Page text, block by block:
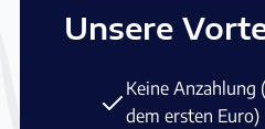
Unsere
Keine Anzahlung
dem ersten Euro)